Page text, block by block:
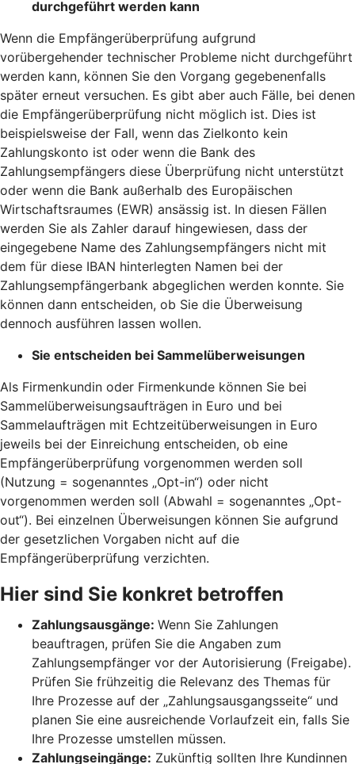
durchgeführt werden kann
Wenn die Empfängerüberprüfung aufgrund
vorübergehender technischer Probleme nicht durchgeführt
werden kann, können Sie den Vorgang gegebenenfalls
später erneut versuchen. Es gibt aber auch Fälle, bei denen
die Empfängerüberprüfung nicht möglich ist. Dies ist
beispielsweise der Fall, wenn das Zielkonto kein
Zahlungskonto ist oder wenn die Bank des
Zahlungsempfängers diese Überprüfung nicht unterstützt
oder wenn die Bank außerhalb des Europäischen
Wirtschaftsraumes (EWR) ansässig ist. In diesen Fällen
werden Sie als Zahler darauf hingewiesen, dass der
eingegebene Name des Zahlungsempfängers nicht mit
dem für diese IBAN hinterlegten Namen bei der
Zahlungsempfängerbank abgeglichen werden konnte. Sie
können dann entscheiden, ob Sie die Überweisung
dennoch ausführen lassen wollen.
Sie entscheiden bei Sammelüberweisungen
Als Firmenkundin oder Firmenkunde können Sie bei
Sammelüberweisungsaufträgen in Euro und bei
Sammelaufträgen mit Echtzeitüberweisungen in Euro
jeweils bei der Einreichung entscheiden, ob eine
Empfängerüberprüfung vorgenommen werden soll
(Nutzung = sogenanntes „Opt-in“) oder nicht
vorgenommen werden soll (Abwahl = sogenanntes „Opt-
out“). Bei einzelnen Überweisungen können Sie aufgrund
der gesetzlichen Vorgaben nicht auf die
Empfängerüberprüfung verzichten.
Hier sind Sie konkret betroffen
Zahlungsausgänge: Wenn Sie Zahlungen
beauftragen, prüfen Sie die Angaben zum
Zahlungsempfänger vor der Autorisierung (Freigabe).
Prüfen Sie frühzeitig die Relevanz des Themas für
Ihre Prozesse auf der „Zahlungsausgangsseite“ und
planen Sie eine ausreichende Vorlaufzeit ein, falls Sie
Ihre Prozesse umstellen müssen.
Zahlungseingänge: Zukünftig sollten Ihre Kundinnen